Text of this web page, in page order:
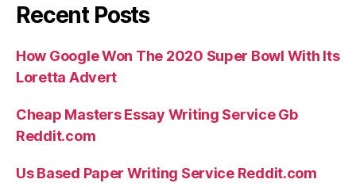
Recent Posts
How Google Won The 2020 Super Bowl With Its
Loretta Advert
Cheap Masters Essay Writing Service Gb
Reddit.com
Us Based Paper Writing Service Reddit.com